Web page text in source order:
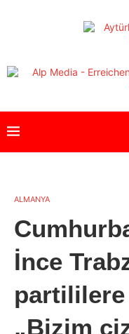
ALMANYA
İnce
„Bizim